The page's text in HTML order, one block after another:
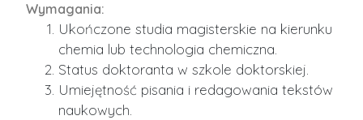
Wymagania:
Ukończone studia magisterskie na kierunku
chemia lub technologia chemiczna.
Status doktoranta w szkole doktorskiej.
Umiejętność pisania i redagowania tekstów
naukowych.